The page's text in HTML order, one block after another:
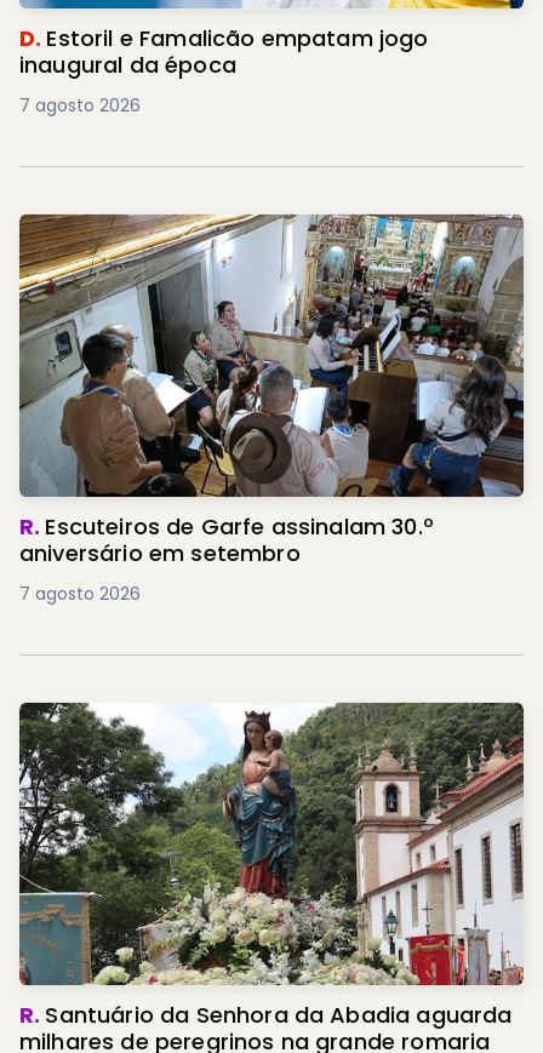
D. Estoril e Famalicão empatam jogo
inaugural da época
7 agosto 2026
R. Escuteiros de Garfe assinalam 30.º
aniversário em setembro
7 agosto 2026
R. Santuário da Senhora da Abadia aguarda
milhares de peregrinos na grande romaria